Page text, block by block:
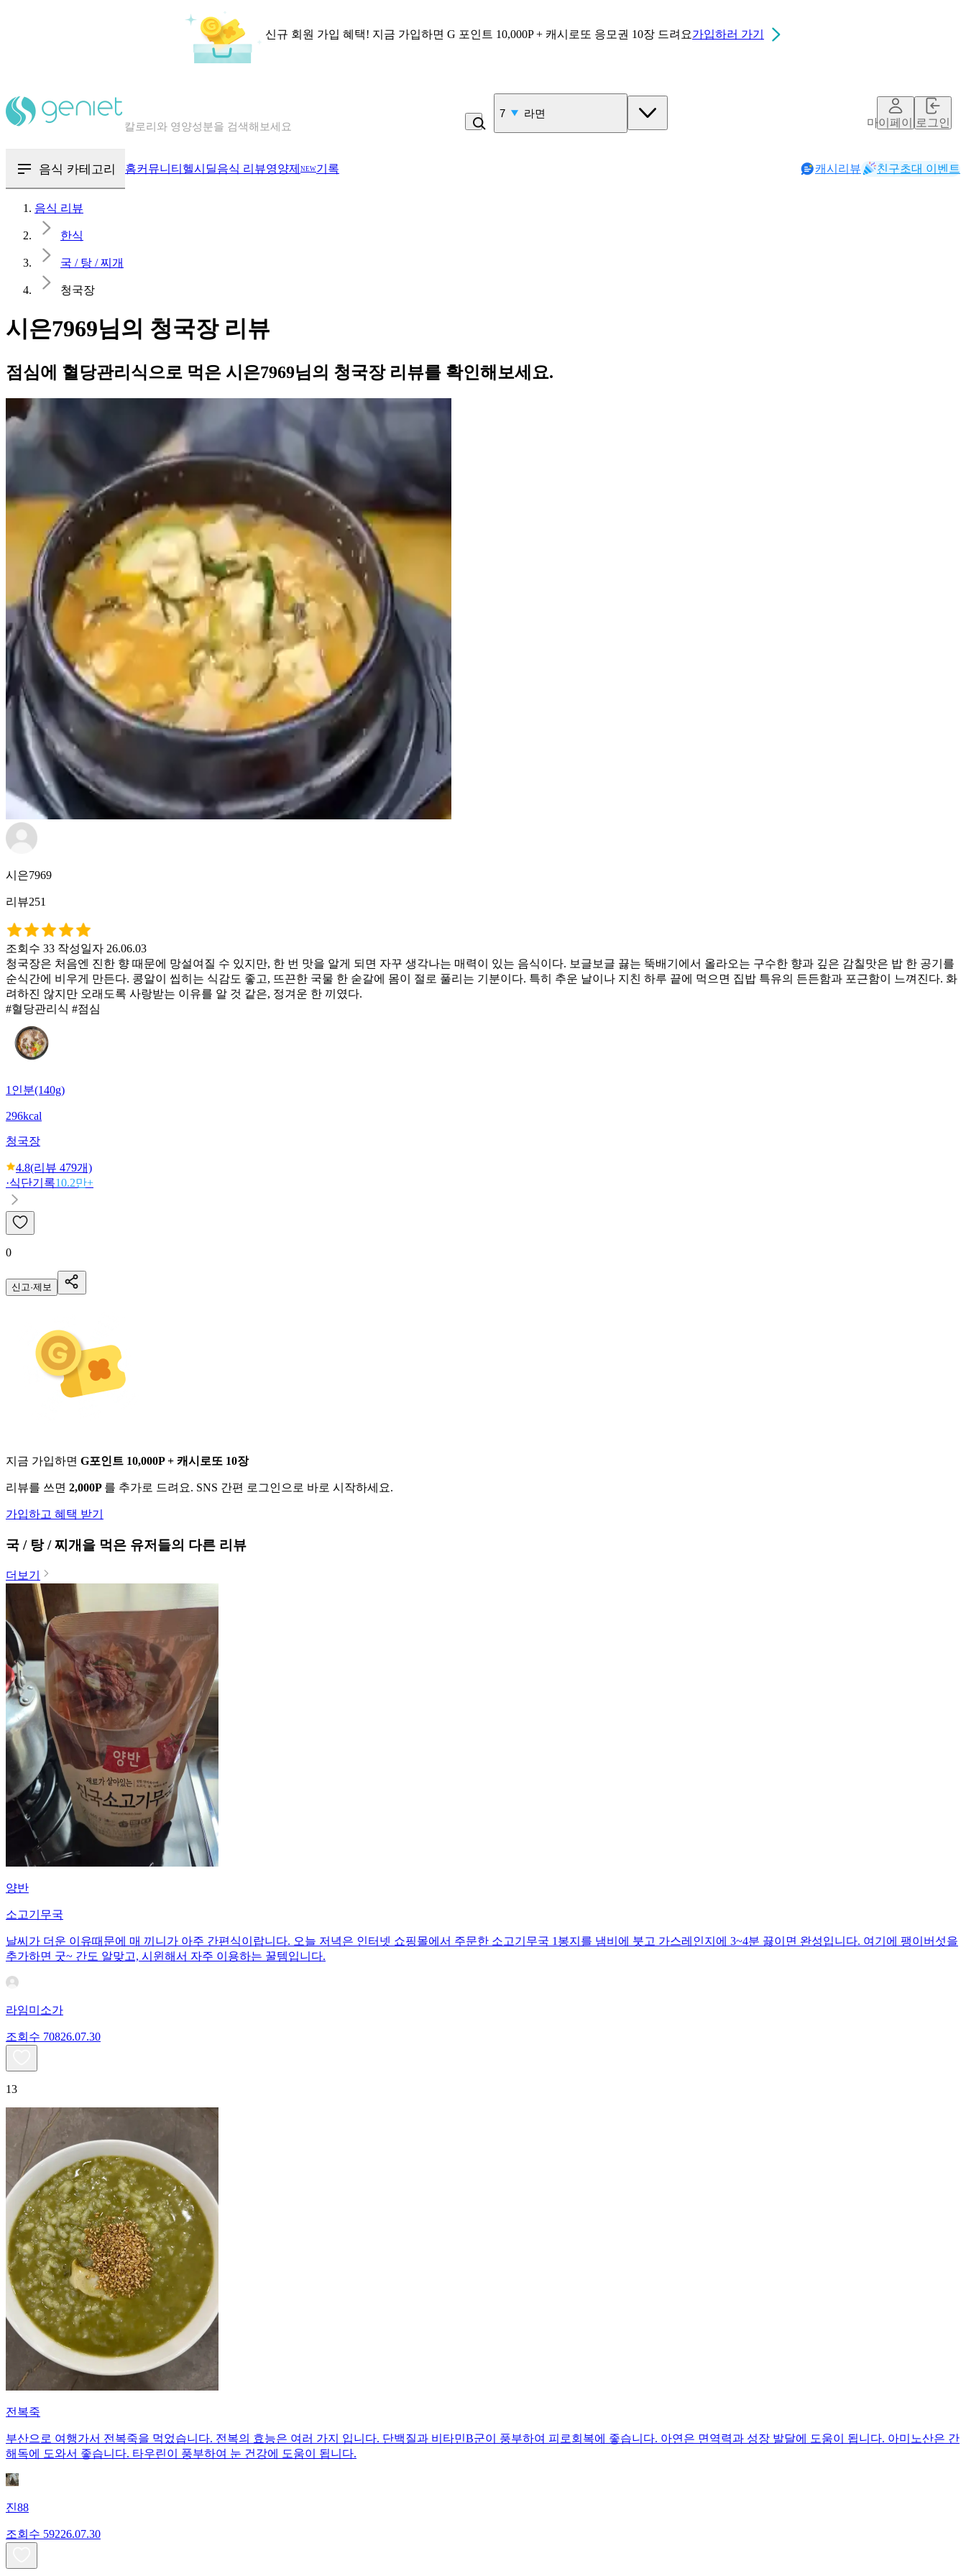
신규 회원 가입 혜택! 지금 가입하면 G 포인트 10,000P + 캐시로또 응모권 10장 드려요가입하러 가기
혈당 · 다이어트 음식 검색해보세요
7 라면
마이페이지로그인
음식 카테고리 홈커뮤니티 헬시딜음식 리뷰영양제 NEW기록 캐시리뷰 친구초대 이벤트
음식 리뷰
한식
국 / 탕 / 찌개
청국장
시은7969님의 청국장 리뷰
점심에 혈당관리식으로 먹은 시은7969님의 청국장 리뷰를 확인해보세요.
시은7969
리뷰251
조회수 33 작성일자 26.06.03
청국장은 처음엔 진한 향 때문에 망설여질 수 있지만, 한 번 맛을 알게 되면 자꾸 생각나는 매력이 있는 음식이다. 보글보글 끓는 뚝배기에서 올라오는 구수한 향과 깊은 감칠맛은 밥 한 공기를
순식간에 비우게 만든다. 콩알이 씹히는 식감도 좋고, 뜨끈한 국물 한 숟갈에 몸이 절로 풀리는 기분이다. 특히 추운 날이나 지친 하루 끝에 먹으면 집밥 특유의 든든함과 포근함이 느껴진다. 화
려하진 않지만 오래도록 사랑받는 이유를 알 것 같은, 정겨운 한 끼였다.
#혈당관리식 #점심
1인분(140g)
296kcal
청국장
4.8(리뷰 479개)
·식단기록10.2만+
0
신고·제보
지금 가입하면 G포인트 10,000P + 캐시로또 10장
리뷰를 쓰면 2,000P 를 추가로 드려요. SNS 간편 로그인으로 바로 시작하세요.
가입하고 혜택 받기
국 / 탕 / 찌개 을 먹은 유저들의 다른 리뷰
더보기
양반
소고기무국
날씨가 더운 이유때문에 매 끼니가 아주 간편식이랍니다. 오늘 저녁은 인터넷 쇼핑몰에서 주문한 소고기무국 1봉지를 냄비에 붓고 가스레인지에 3~4분 끓이면 완성입니다. 여기에 팽이버섯을
추가하면 굿~ 간도 알맞고, 시윈해서 자주 이용하는 꿀템입니다.
라임미소가
조회수 70826.07.30
13
전복죽
부산으로 여행가서 전복죽을 먹었습니다. 전복의 효능은 여러 가지 입니다. 단백질과 비타민B군이 풍부하여 피로회복에 좋습니다. 아연은 면역력과 성장 발달에 도움이 됩니다. 아미노산은 간
해독에 도와서 좋습니다. 타우린이 풍부하여 눈 건강에 도움이 됩니다.
진88
조회수 59226.07.30